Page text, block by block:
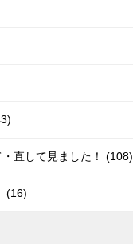
直して見ました！ (108)
(16)